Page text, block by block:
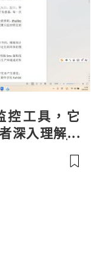
控工具，它
深入理解JV
制和并发原
，它将抽象